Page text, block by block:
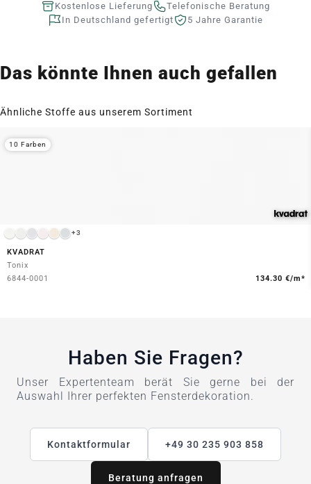
Kostenlose Lieferung
Telefonische Beratung
In Deutschland gefertigt
5 Jahre Garantie
Das könnte Ihnen auch gefallen
Ähnliche Stoffe aus unserem Sortiment
+3
KVADRAT
Tonix
6844-0001
134.30 €/m*
10 Farben
Haben Sie Fragen?
Unser Expertenteam berät Sie gerne bei der
Auswahl Ihrer perfekten Fensterdekoration.
Kontaktformular +49 30 235 903 858
Beratung anfragen